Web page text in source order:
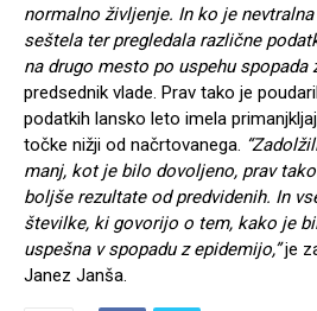
normalno življenje. In ko je
seštela ter pregledala različne
na drugo mesto po uspehu spopada
predsednik vlade. Prav tako je
podatkih lansko leto imela
točke nižji od načrtovanega.
manj, kot je bilo dovoljeno, prav
boljše rezultate od predvidenih. In
številke, ki govorijo o tem, kako je
uspešna v spopadu z epidemijo,”je
Janez Janša.